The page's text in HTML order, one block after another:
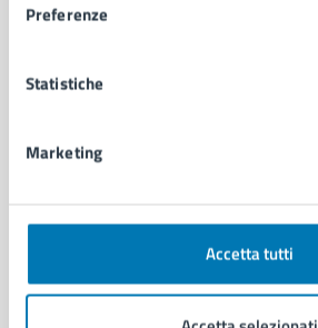
Preferenze
Statistiche
Marketing
Accetta tutti
Aree amministrative
Uffici